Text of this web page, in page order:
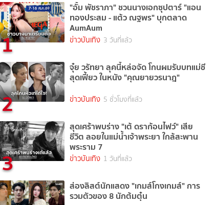
1
"อั้ม พัชราภา" ชวนนางเอกซุปตาร์ "แอน
ทองประสม - แต้ว ณฐพร" บุกตลาด
AumAum
ข่าวบันเทิง 3 วันที่แล้ว
2
จุ๋ย วรัทยา ลุคนี้หล่อจัด โกนผมรับบทแม่ชี
สุดเฟี้ยว ในหนัง "คุณยายวรนาฎ"
ข่าวบันเทิง 5 ชั่วโมงที่แล้ว
3
สุดเศร้าพบร่าง "เต้ ดราก้อนไฟว์" เสีย
ชีวิต ลอยในแม่น้ำเจ้าพระยา ใกล้สะพาน
พระราม 7
ข่าวบันเทิง 1 วันที่แล้ว
ส่องลิสต์นักแสดง "เกมส์โกงเกมส์" การ
รวมตัวของ 8 นักต้มตุ๋น